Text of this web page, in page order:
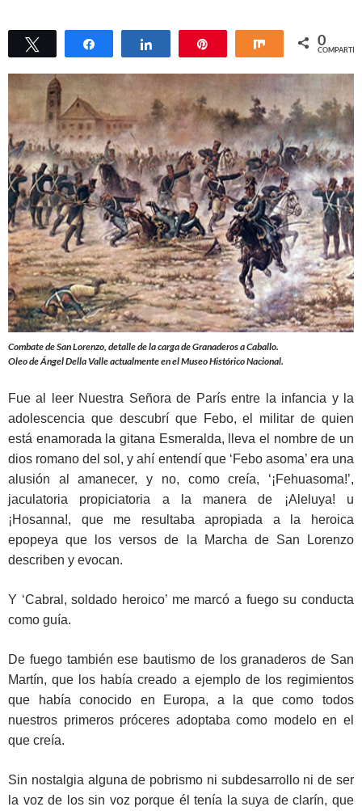
Twittear Compartir Compartir Compartir
0
COMPARTIR
Combate de San Lorenzo, detalle de la carga de Granaderos a Caballo.
Oleo de Ángel Della Valle actualmente en el Museo Histórico Nacional.
Fue al leer Nuestra Señora de París entre la infancia y la
adolescencia que descubrí que Febo, el militar de quien
está enamorada la gitana Esmeralda, lleva el nombre de un
dios romano del sol, y ahí entendí que ‘Febo asoma’ era una
alusión al amanecer, y no, como creía, ‘¡Fehuasoma!’,
jaculatoria propiciatoria a la manera de ¡Aleluya! u
¡Hosanna!, que me resultaba apropiada a la heroica
epopeya que los versos de la Marcha de San Lorenzo
describen y evocan.
Y ‘Cabral, soldado heroico’ me marcó a fuego su conducta
como guía.
De fuego también ese bautismo de los granaderos de San
Martín, que los había creado a ejemplo de los regimientos
que había conocido en Europa, a la que como todos
nuestros primeros próceres adoptaba como modelo en el
que creía.
Sin nostalgia alguna de pobrismo ni subdesarrollo ni de ser
la voz de los sin voz porque él tenía la suya de clarín, que